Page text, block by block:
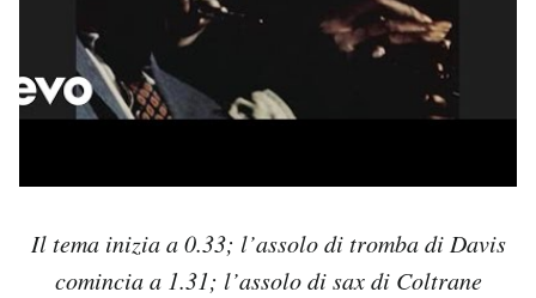
Il tema inizia a 0.33; l’assolo di tromba di Davis
comincia a 1.31; l’assolo di sax di Coltrane